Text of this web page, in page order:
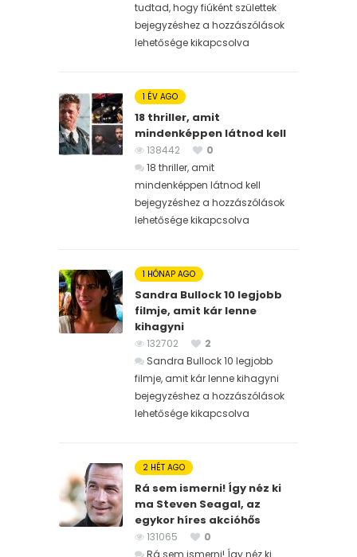
tudtad, hogy fiúként születtek
bejegyzéshez a hozzászólások
lehetősége kikapcsolva
1 ÉV AGO
18 thriller, amit
mindenképpen látnod kell
138442
0
18 thriller, amit
mindenképpen látnod kell
bejegyzéshez a hozzászólások
lehetősége kikapcsolva
1 HÓNAP AGO
Sandra Bullock 10 legjobb
filmje, amit kár lenne
kihagyni
132702
2
Sandra Bullock 10 legjobb
filmje, amit kár lenne kihagyni
bejegyzéshez a hozzászólások
lehetősége kikapcsolva
2 HÉT AGO
Rá sem ismerni! Így néz ki
ma Steven Seagal, az
egykor híres akcióhős
131065
0
Rá sem ismerni! Így néz ki